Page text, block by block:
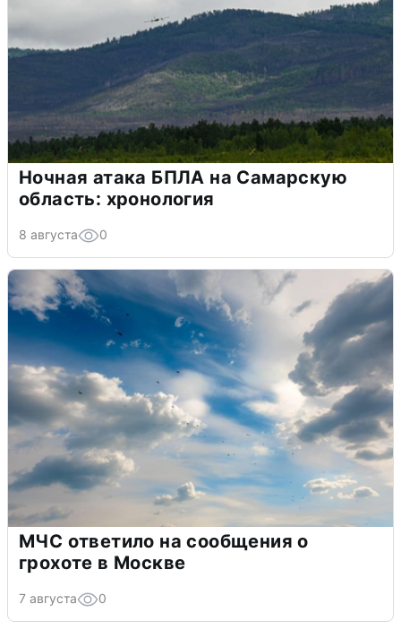
Ночная атака БПЛА на Самарскую
область: хронология
8 августа 0
МЧС ответило на сообщения о
грохоте в Москве
7 августа 0